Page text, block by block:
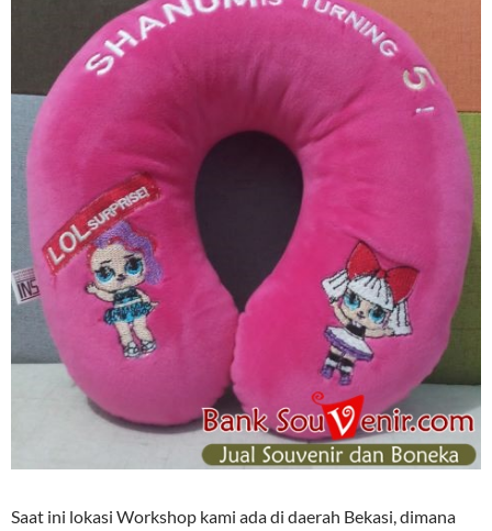
Saat ini lokasi Workshop kami ada di daerah Bekasi, dimana